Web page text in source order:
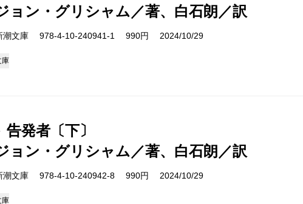
ョン・グリシャム／著、白石朗／訳
潮文庫 978-4-10-240941-1 990円 2024/10/29
庫
告発者〔下〕
ョン・グリシャム／著、白石朗／訳
潮文庫 978-4-10-240942-8 990円 2024/10/29
庫